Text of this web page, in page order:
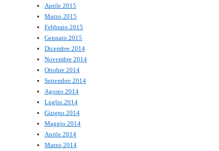
Aprile 2015
Marzo 2015
Febbraio 2015
Gennaio 2015
Dicembre 2014
Novembre 2014
Ottobre 2014
Settembre 2014
Agosto 2014
Luglio 2014
Giugno 2014
Maggio 2014
Aprile 2014
Marzo 2014